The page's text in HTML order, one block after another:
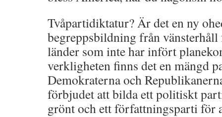
Tvåpartidiktatur? Är det en ny
begreppsbildning från
länder som inte har infört
verkligheten finns det en mängd
Demokraterna och
förbjudet att bilda ett politiskt
grönt och ett författningsparti för